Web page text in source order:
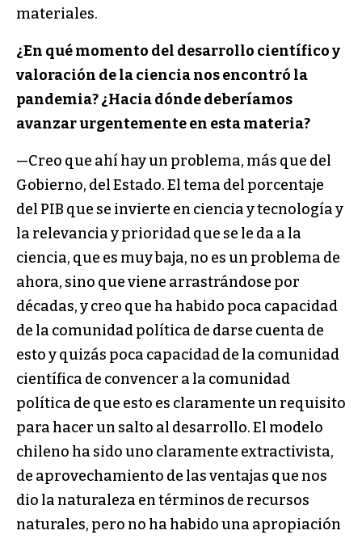
materiales.
¿En qué momento del desarrollo científico y
valoración de la ciencia nos encontró la
pandemia? ¿Hacia dónde deberíamos
avanzar urgentemente en esta materia?
—Creo que ahí hay un problema, más que del
Gobierno, del Estado. El tema del porcentaje
del PIB que se invierte en ciencia y tecnología y
la relevancia y prioridad que se le da a la
ciencia, que es muy baja, no es un problema de
ahora, sino que viene arrastrándose por
décadas, y creo que ha habido poca capacidad
de la comunidad política de darse cuenta de
esto y quizás poca capacidad de la comunidad
científica de convencer a la comunidad
política de que esto es claramente un requisito
para hacer un salto al desarrollo. El modelo
chileno ha sido uno claramente extractivista,
de aprovechamiento de las ventajas que nos
dio la naturaleza en términos de recursos
naturales, pero no ha habido una apropiación